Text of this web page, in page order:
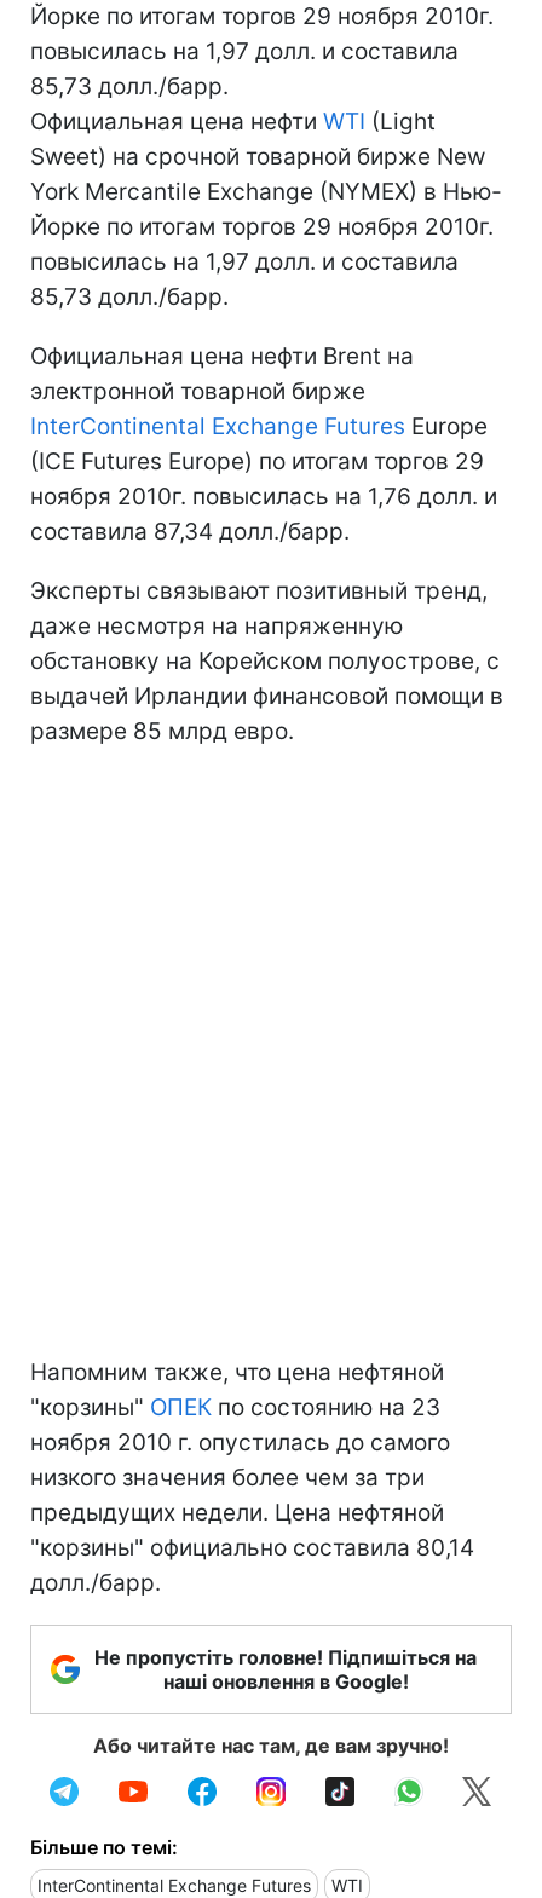
Йорке по итогам торгов 29 ноября 2010г.
повысилась на 1,97 долл. и составила
85,73 долл./барр.
Официальная цена нефти WTI (Light
Sweet) на срочной товарной бирже New
York Mercantile Exchange (NYMEX) в Нью-
Йорке по итогам торгов 29 ноября 2010г.
повысилась на 1,97 долл. и составила
85,73 долл./барр.
Официальная цена нефти Brent на
электронной товарной бирже
InterContinental Exchange Futures Europe
(IСE Futures Europe) по итогам торгов 29
ноября 2010г. повысилась на 1,76 долл. и
составила 87,34 долл./барр.
Эксперты связывают позитивный тренд,
даже несмотря на напряженную
обстановку на Корейском полуострове, с
выдачей Ирландии финансовой помощи в
размере 85 млрд евро.
Напомним также, что цена нефтяной
"корзины" ОПЕК по состоянию на 23
ноября 2010 г. опустилась до самого
низкого значения более чем за три
предыдущих недели. Цена нефтяной
"корзины" официально составила 80,14
долл./барр.
Не пропустіть головне! Підпишіться на
наші оновлення в Google!
Або читайте нас там, де вам зручно!
Більше по темі:
InterContinental Exchange Futures WTI